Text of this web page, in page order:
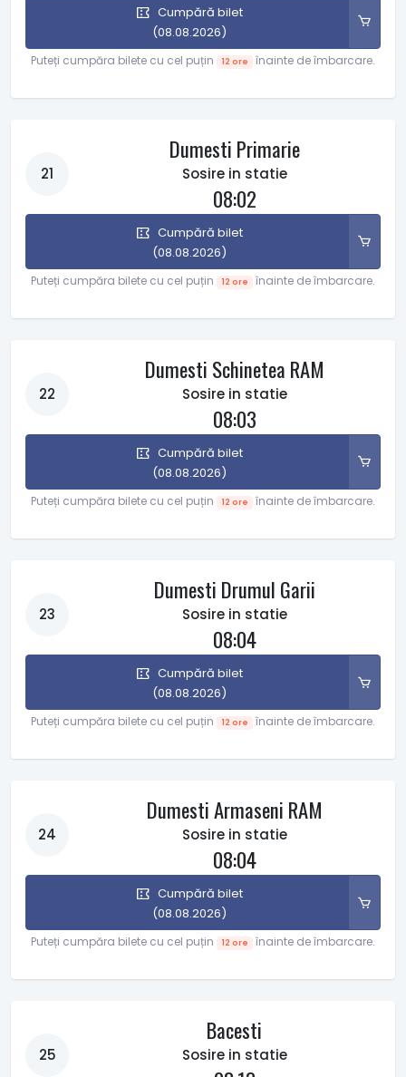
Cumpără bilet
(08.08.2026)
Puteți cumpăra bilete cu cel puțin 12 ore înainte de îmbarcare.
21
Dumesti Primarie
Sosire in statie
08:02
Cumpără bilet
(08.08.2026)
Puteți cumpăra bilete cu cel puțin 12 ore înainte de îmbarcare.
22
Dumesti Schinetea RAM
Sosire in statie
08:03
Cumpără bilet
(08.08.2026)
Puteți cumpăra bilete cu cel puțin 12 ore înainte de îmbarcare.
23
Dumesti Drumul Garii
Sosire in statie
08:04
Cumpără bilet
(08.08.2026)
Puteți cumpăra bilete cu cel puțin 12 ore înainte de îmbarcare.
24
Dumesti Armaseni RAM
Sosire in statie
08:04
Cumpără bilet
(08.08.2026)
Puteți cumpăra bilete cu cel puțin 12 ore înainte de îmbarcare.
25
Bacesti
Sosire in statie